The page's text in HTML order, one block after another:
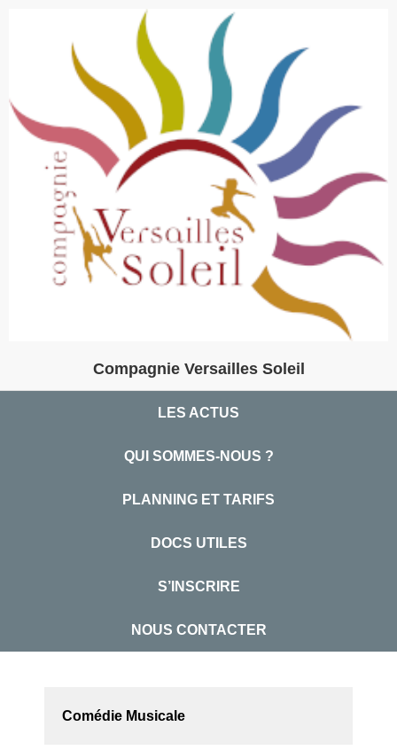
Compagnie Versailles Soleil
LES ACTUS
QUI SOMMES-NOUS ?
PLANNING ET TARIFS
DOCS UTILES
S’INSCRIRE
NOUS CONTACTER
Comédie Musicale